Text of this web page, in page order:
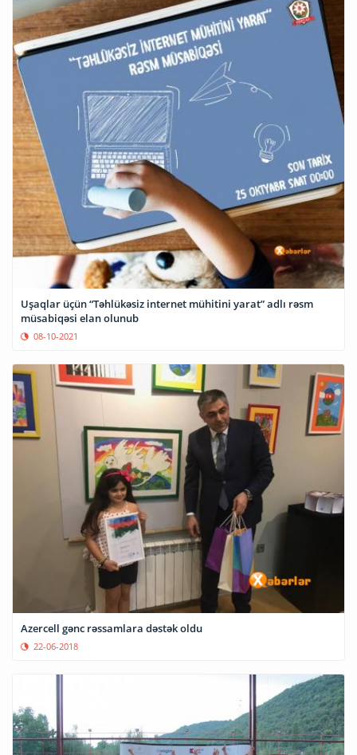
Uşaqlar üçün “Təhlükəsiz internet mühitini yarat” adlı rəsm
müsabiqəsi elan olunub
08-10-2021
Azercell gənc rəssamlara dəstək oldu
22-06-2018